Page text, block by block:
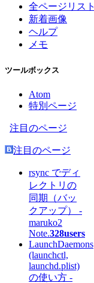
全ページリスト
新着画像
ヘルプ
メモ
ツールボックス
Atom
特別ページ
注目のページ
注目のページ
rsync でディ
レクトリの
同期（バッ
クアップ） -
maruko2
Note.328users
LaunchDaemons
(launchctl,
launchd.plist)
の使い方 -